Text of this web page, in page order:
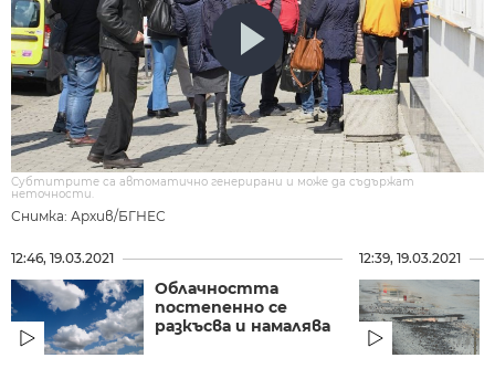
Снимка: Архив/БГНЕС
Субтитрите са автоматично генерирани и може да съдържат
неточности.
12:46, 19.03.2021
Облачността
постепенно се
разкъсва и намалява
12:39, 19.03.2021